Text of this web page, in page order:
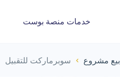
خدمات منصة بوست
بيع مشروع سوبرماركت للتقبيل